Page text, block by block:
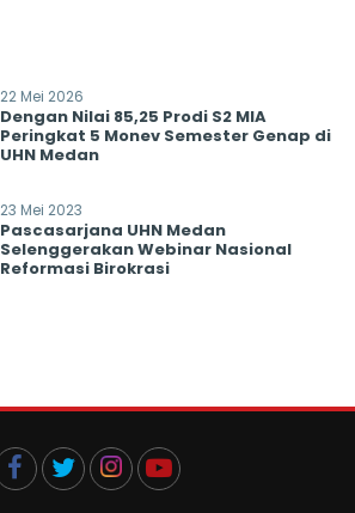
22 Mei 2026
Dengan Nilai 85,25 Prodi S2 MIA
Peringkat 5 Monev Semester Genap di
UHN Medan
23 Mei 2023
Pascasarjana UHN Medan
Selenggerakan Webinar Nasional
Reformasi Birokrasi